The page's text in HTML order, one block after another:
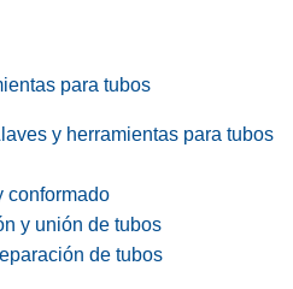
para tubos
y herramientas para tubos
conformado
y unión de tubos
de tubos